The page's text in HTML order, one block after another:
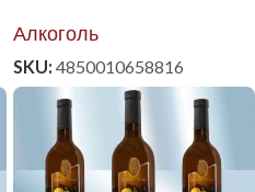
Алкоголь
SKU: 4850010658816